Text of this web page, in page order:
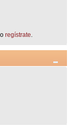
regístrate.